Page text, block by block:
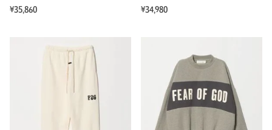
¥35,860
¥34,980